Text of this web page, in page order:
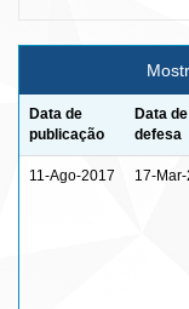
Data de
publicação
Data de
defesa
11-Ago-2017 17-